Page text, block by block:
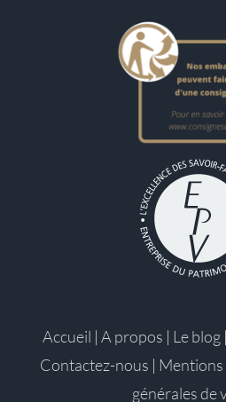
Accueil | A propos | Le blog |
Contactez-nous | Mentions
générales de